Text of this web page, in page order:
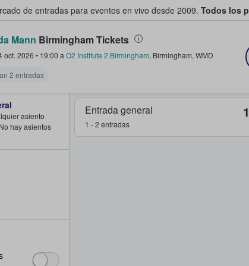
de entradas para eventos en vivo desde 2009. Todos los
compra y venta de entradas entre fans
Mann Birmingham Tickets
oct. 2026 • 19:00 a O2 Institute 2 Birmingham, Birmingham, WMD
2 entradas
Entrada general
1 - 2 entradas
asiento
hay asientos